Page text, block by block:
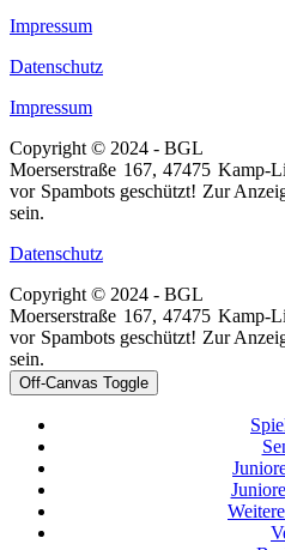
Impressum
Datenschutz
Impressum
Copyright © 2024 - BGL
Moerserstraße 167, 47475 Kamp-
vor Spambots geschützt! Zur
sein.
Datenschutz
Copyright © 2024 - BGL
Moerserstraße 167, 47475 Kamp-
vor Spambots geschützt! Zur
sein.
Off-Canvas Toggle